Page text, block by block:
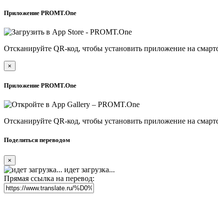
Приложение PROMT.One
Отсканируйте QR-код, чтобы установить приложение на
×
Приложение PROMT.One
Отсканируйте QR-код, чтобы установить приложение на
Поделиться переводом
×
идет загрузка...
Прямая ссылка на перевод: